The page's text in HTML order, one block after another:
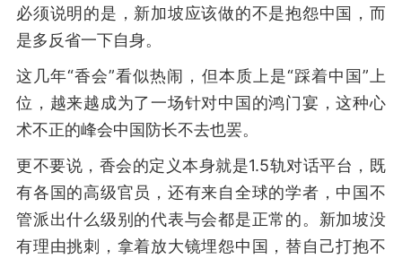
必须说明的是，新加坡应该做的不是抱怨中国，而
是多反省一下自身。
这几年“香会”看似热闹，但本质上是“踩着中国”上
位，越来越成为了一场针对中国的鸿门宴，这种心
术不正的峰会中国防长不去也罢。
更不要说，香会的定义本身就是1.5轨对话平台，既
有各国的高级官员，还有来自全球的学者，中国不
管派出什么级别的代表与会都是正常的。新加坡没
有理由挑刺，拿着放大镜埋怨中国，替自己打抱不